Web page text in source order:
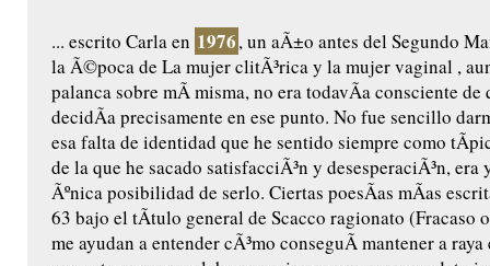
... escrito Carla en 1976, un aÃ±o antes del Segundo
la Ã©poca de La mujer clitÃ³rica y la mujer vaginal ,
palanca sobre mÃ­ misma, no era todavÃ­a consciente de
decidÃ­a precisamente en ese punto. No fue sencillo
esa falta de identidad que he sentido siempre como
de la que he sacado satisfacciÃ³n y desesperaciÃ³n, era
Ãºnica posibilidad de serlo. Ciertas poesÃ­as mÃ­as
63 bajo el tÃ­tulo general de Scacco ragionato (Fracaso
me ayudan a entender cÃ³mo conseguÃ­ mantener a